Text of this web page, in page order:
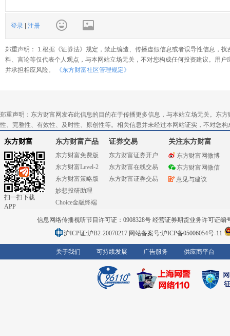
登录 | 注册
郑重声明： 1.根据《证券法》规定，禁止编造、传播虚假信息或者误导性信息，
料、言论等仅代表个人观点，与本网站立场无关，不对您构成任何投资建议。用
并承担相应风险。
《东方财富社区管理规定》
郑重声明：东方财富网发布此信息的目的在于传播更多信息，与本站立场无关。东
性、完整性、有效性、及时性、原创性等。相关信息并未经过本网站证实，不对您
东方财富
扫一扫下载
APP
东方财富产品
东方财富免费版
东方财富Level-2
东方财富策略版
妙想投研助理
Choice金融终端
证券交易
东方财富证券开户
东方财富在线交易
东方财富证券交易
关注东方财富
东方财富网微博
东方财富网微信
意见与建议
信息网络传播视听节目许可证：0908328号 经营证券期货业务许可证编
沪ICP证:沪B2-20070217 网站备案号:沪ICP备05006054号-11
关于我们 可持续发展 广告服务 供应商平台